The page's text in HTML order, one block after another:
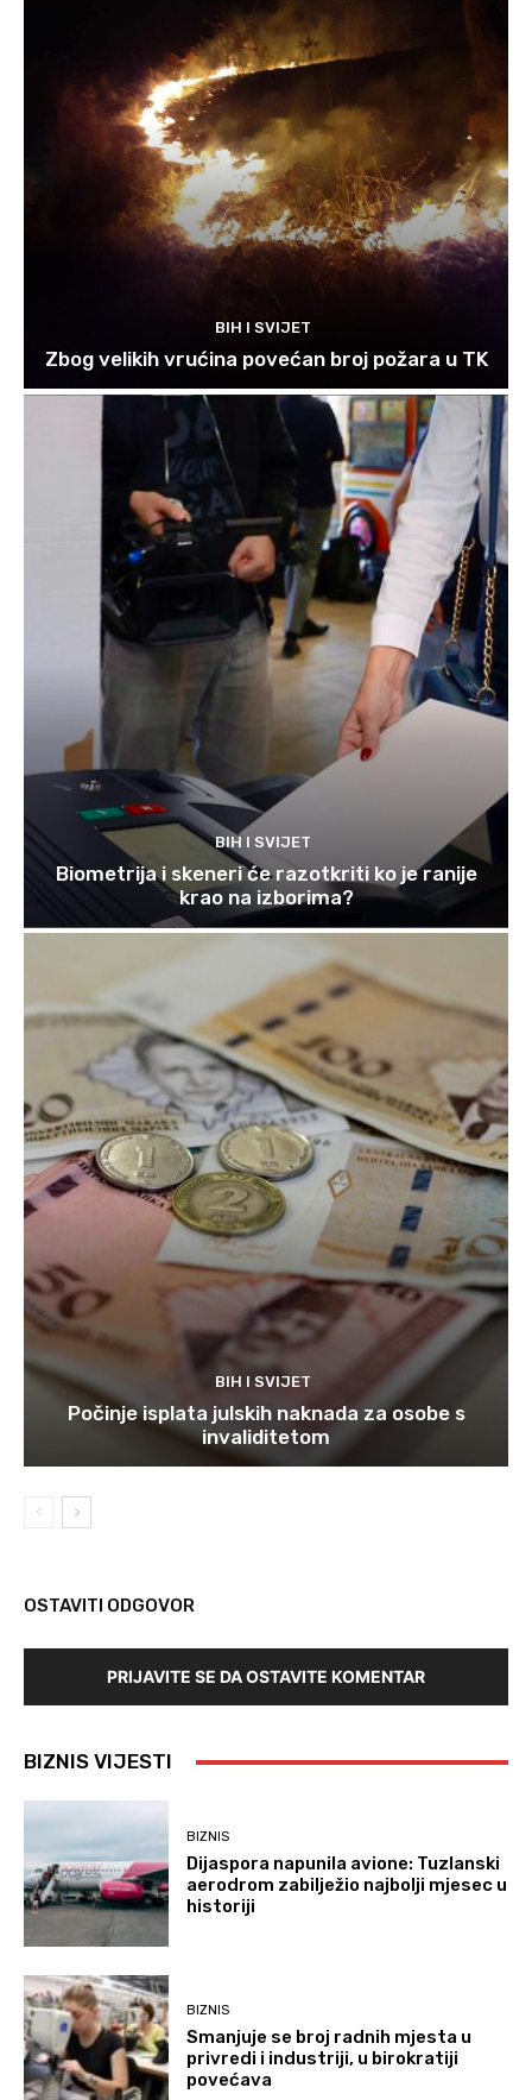
BIH I SVIJET
Zbog velikih vrućina povećan broj požara u TK
BIH I SVIJET
Biometrija i skeneri će razotkriti ko je ranije
krao na izborima?
BIH I SVIJET
Počinje isplata julskih naknada za osobe s
invaliditetom
OSTAVITI ODGOVOR
PRIJAVITE SE DA OSTAVITE KOMENTAR
BIZNIS VIJESTI
BIZNIS
Dijaspora napunila avione: Tuzlanski
aerodrom zabilježio najbolji mjesec u
historiji
BIZNIS
Smanjuje se broj radnih mjesta u
privredi i industriji, u birokratiji
povećava